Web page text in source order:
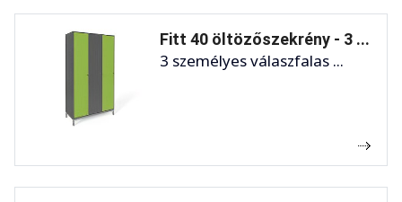
Fitt 40 öltözőszekrény - 3 ...
3 személyes válaszfalas ...